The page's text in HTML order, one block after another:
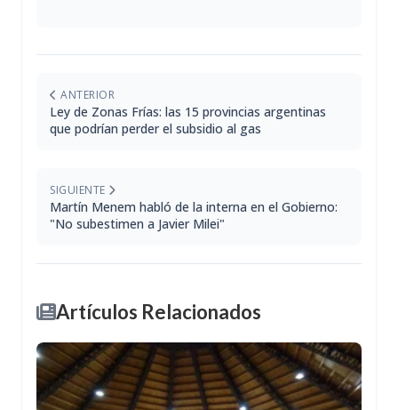
ANTERIOR
Ley de Zonas Frías: las 15 provincias argentinas
que podrían perder el subsidio al gas
SIGUIENTE
Martín Menem habló de la interna en el Gobierno:
"No subestimen a Javier Milei"
Artículos Relacionados